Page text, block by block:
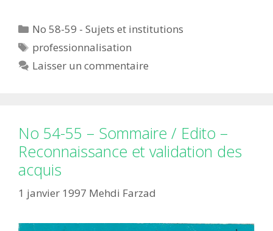
Catégories
No 58-59 - Sujets et institutions
Étiquettes
professionnalisation
Laisser un commentaire
No 54-55 – Sommaire / Edito –
Reconnaissance et validation des
acquis
1 janvier 1997 Mehdi Farzad